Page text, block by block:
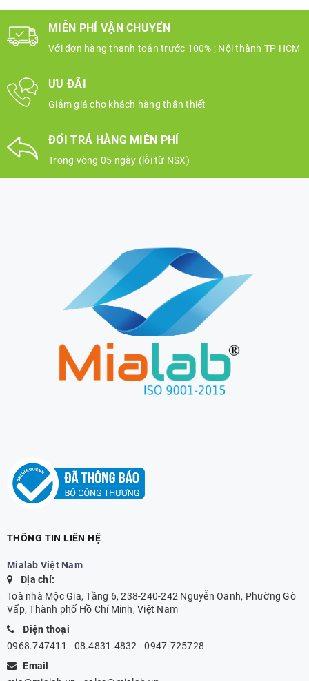
MIỄN PHÍ VẬN CHUYỂN
Với đơn hàng thanh toán trước 100% ; Nội thành TP HCM
ƯU ĐÃI
Giảm giá cho khách hàng thân thiết
ĐỔI TRẢ HÀNG MIỄN PHÍ
Trong vòng 05 ngày (lỗi từ NSX)
THÔNG TIN LIÊN HỆ
Mialab Việt Nam
Địa chỉ:
Toà nhà Mộc Gia, Tầng 6, 238-240-242 Nguyễn Oanh, Phường Gò
Vấp, Thành phố Hồ Chí Minh, Việt Nam
Điện thoại
0968.747411 - 08.4831.4832 - 0947.725728
Email